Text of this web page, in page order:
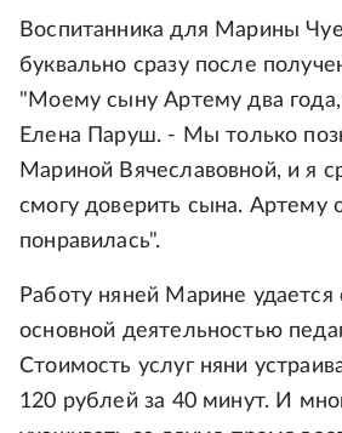
Воспитанника для Марины
буквально сразу после
"Моему сыну Артему два
Елена Паруш. - Мы только
Мариной Вячеславовной, и я
смогу доверить сына. Артему
понравилась".
Работу няней Марине
основной деятельностью
Стоимость услуг няни
120 рублей за 40 минут. И